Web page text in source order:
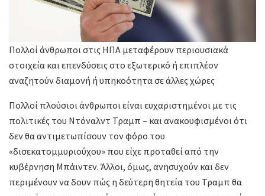
Πολλοί άνθρωποι στις ΗΠΑ μεταφέρουν περιουσιακά
στοιχεία και επενδύσεις στο εξωτερικό ή επιπλέον
αναζητούν διαμονή ή υπηκοότητα σε άλλες χώρες
Πολλοί πλούσιοι άνθρωποι είναι ευχαριστημένοι με τις
πολιτικές του Ντόναλντ Τραμπ – και ανακουφισμένοι ότι
δεν θα αντιμετωπίσουν τον φόρο του
«δισεκατομμυριούχου» που είχε προταθεί από την
κυβέρνηση Μπάιντεν. Άλλοι, όμως, ανησυχούν και δεν
περιμένουν να δουν πώς η δεύτερη θητεία του Τραμπ θα